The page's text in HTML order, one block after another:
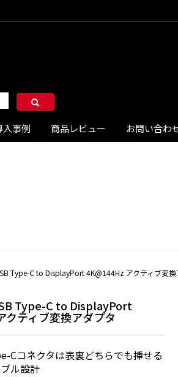
入事例 商品レビュー お問い合わ
Type-C to DisplayPort 4K@144Hz アクティブ変
Type-C to DisplayPort
クティブ変換アダプタ
Cコネクタは表裏どちらでも挿せる
ル設計